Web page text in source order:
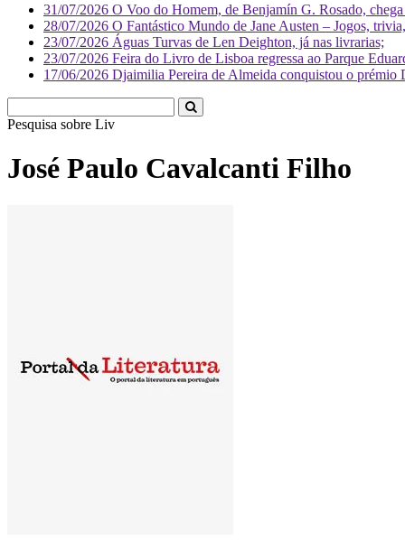
31/07/2026 O Voo do Homem, de Benjamín G. Rosado,
28/07/2026 O Fantástico Mundo de Jane Austen – Jogos,
23/07/2026 Águas Turvas de Len Deighton, já nas livrarias;
23/07/2026 Feira do Livro de Lisboa regressa ao Parque
17/06/2026 Djaimilia Pereira de Almeida conquistou o
Pesquisa sobre Literatura
José Paulo Cavalcanti Filho